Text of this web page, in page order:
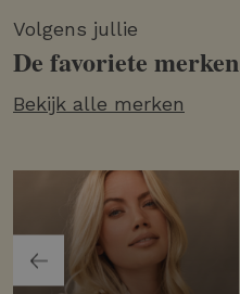
Volgens jullie
De favoriete merken
Bekijk alle merken